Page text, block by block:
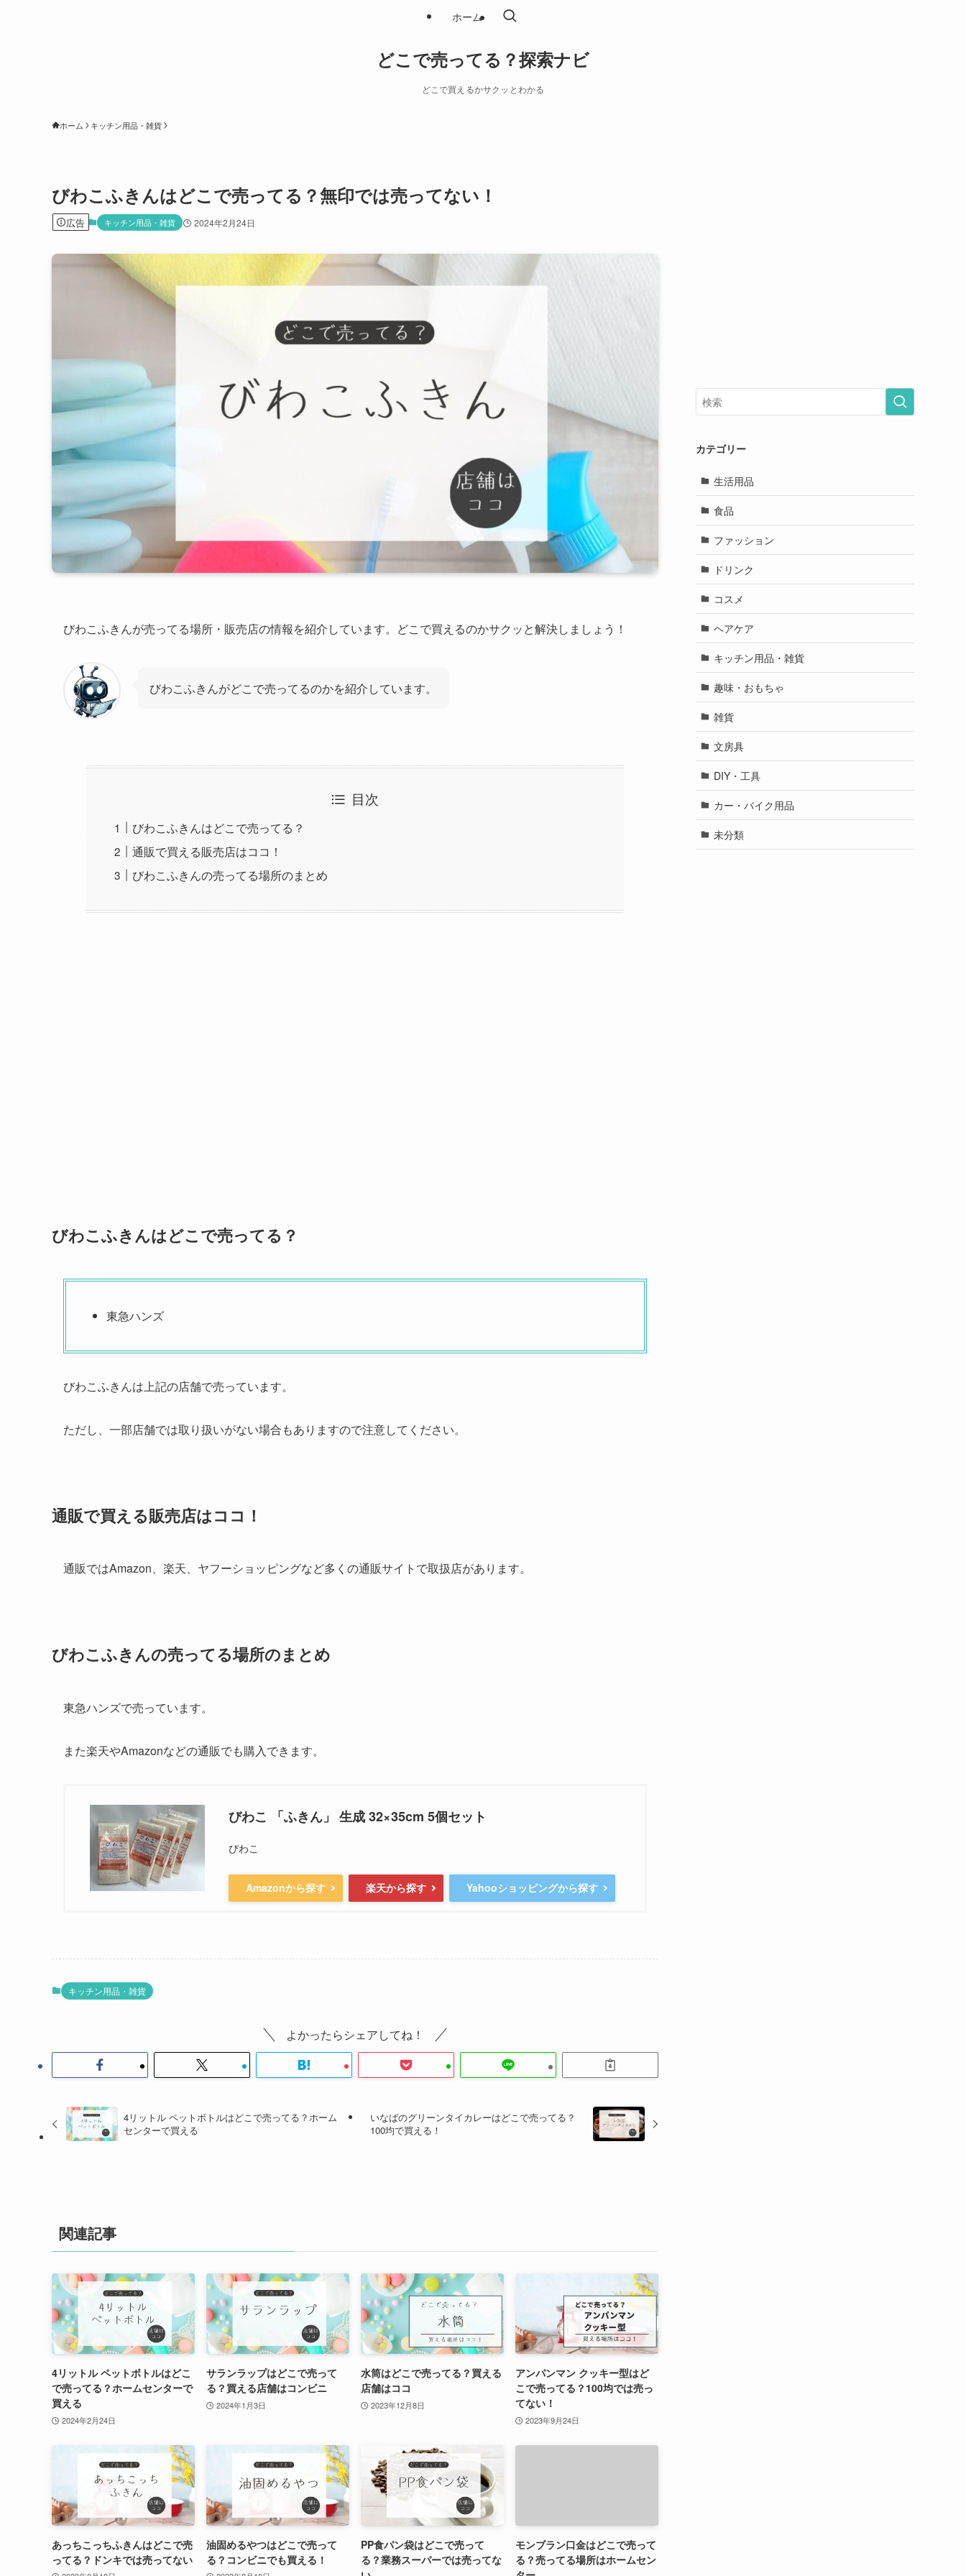
どこで売ってる？探索ナビ
どこで買えるかサクッとわかる
ホーム
ホーム キッチン用品・雑貨
びわこふきんはどこで売ってる？無印では売ってない！
広告 キッチン用品・雑貨 2024年2月24日
びわこふきんが売ってる場所・販売店の情報を紹介しています。どこで買えるのかサクッと解決しましょう！
びわこふきんがどこで売ってるのかを紹介しています。
目次
びわこふきんはどこで売ってる？
通販で買える販売店はココ！
びわこふきんの売ってる場所のまとめ
びわこふきんはどこで売ってる？
東急ハンズ
びわこふきんは上記の店舗で売っています。
ただし、一部店舗では取り扱いがない場合もありますので注意してください。
通販で買える販売店はココ！
通販ではAmazon、楽天、ヤフーショッピングなど多くの通販サイトで取扱店があります。
びわこふきんの売ってる場所のまとめ
東急ハンズで売っています。
また楽天やAmazonなどの通販でも購入できます。
びわこ 「ふきん」 生成 32×35cm 5個セット
びわこ
Amazonから探す 楽天から探す Yahooショッピングから探す
キッチン用品・雑貨
よかったらシェアしてね！
4リットル ペットボトルはどこで売ってる？ホーム
センターで買える
いなばのグリーンタイカレーはどこで売ってる？
100均で買える！
関連記事
4リットル ペットボトルはどこ
で売ってる？ホームセンターで
買える
2024年2月24日
サランラップはどこで売って
る？買える店舗はコンビニ
2024年1月3日
水筒はどこで売ってる？買える
店舗はココ
2023年12月8日
アンパンマン クッキー型はど
こで売ってる？100均では売っ
てない！
2023年9月24日
あっちこっちふきんはどこで売
ってる？ドンキでは売ってない
油固めるやつはどこで売って
る？コンビニでも買える！
PP食パン袋はどこで売って
る？業務スーパーでは売ってな
モンブラン口金はどこで売って
る？売ってる場所はホームセン
カテゴリー
生活用品
食品
ファッション
ドリンク
コスメ
ヘアケア
キッチン用品・雑貨
趣味・おもちゃ
雑貨
文房具
DIY・工具
カー・バイク用品
未分類